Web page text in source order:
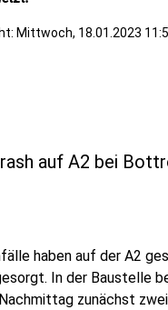
Mittwoch, 18.01.2023
auf A2 bei
haben auf der A2
In der Baustelle
zunächst zwei